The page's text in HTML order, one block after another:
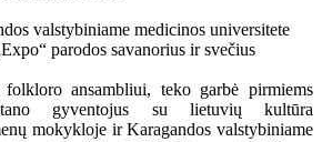
ansambliui, teko garbė pirmiems
gyventojus su lietuvių kultūra
mokykloje ir Karagandos valstybiniame